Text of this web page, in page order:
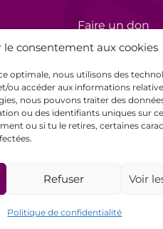
le consentement aux cookies
optimale, nous utilisons des
ou accéder aux informations
nous pouvons traiter des
ou des identifiants uniques sur
ou si tu le retires, certaines
Refuser Voir
Politique de confidentialité
Faire un don
Bénévolat
Mentions
Conditions